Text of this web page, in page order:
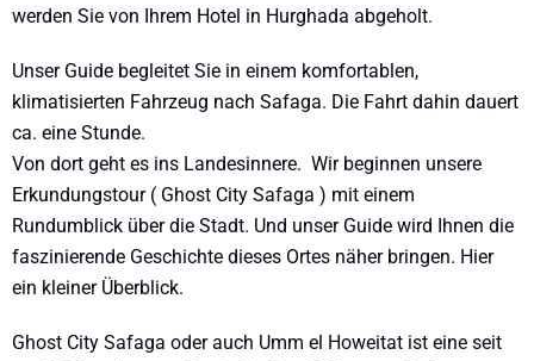
werden Sie von Ihrem Hotel in Hurghada abgeholt.
Unser Guide begleitet Sie in einem komfortablen,
klimatisierten Fahrzeug nach Safaga. Die Fahrt dahin dauert
ca. eine Stunde.
Von dort geht es ins Landesinnere. Wir beginnen unsere
Erkundungstour ( Ghost City Safaga ) mit einem
Rundumblick über die Stadt. Und unser Guide wird Ihnen die
faszinierende Geschichte dieses Ortes näher bringen. Hier
ein kleiner Überblick.
Ghost City Safaga oder auch Umm el Howeitat ist eine seit